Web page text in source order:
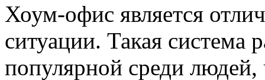
Хоум-офис является
ситуации. Такая система
популярной среди людей,